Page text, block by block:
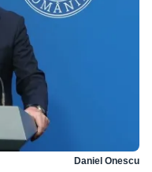
Daniel Onescu